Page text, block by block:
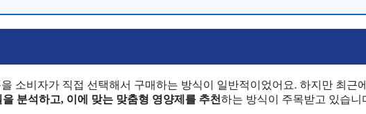
소비자가 직접 선택해서 구매하는 방식이 일반적이었어요. 하지만 최근
분석하고, 이에 맞는 맞춤형 영양제를 추천하는 방식이 주목받고 있습니